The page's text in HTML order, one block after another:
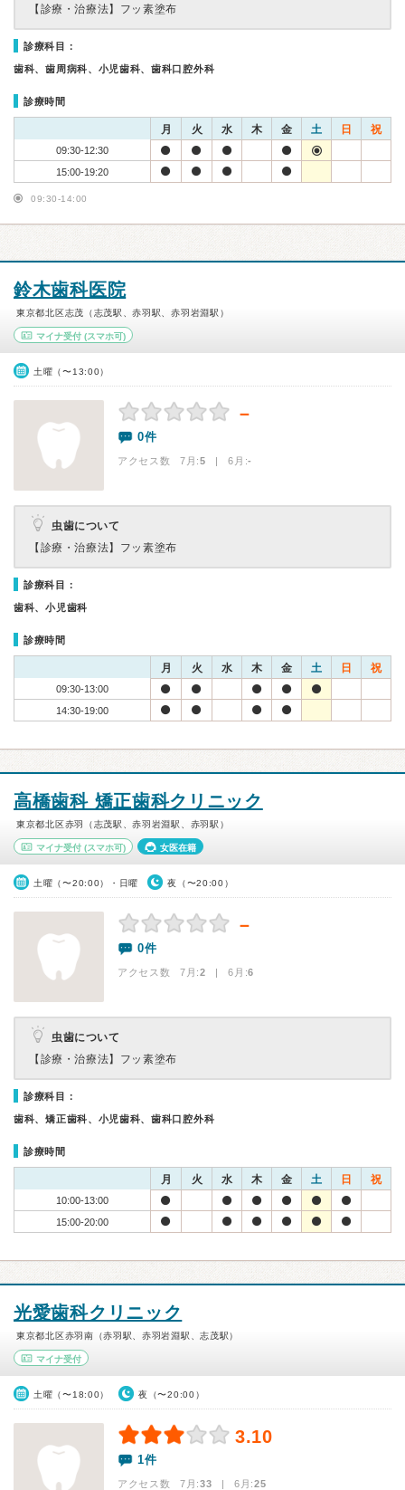
【診療・治療法】 フッ素塗布
診療科目：
歯科、歯周病科、小児歯科、歯科口腔外科
診療時間
月 火 水 木 金 土 日 祝
09:30-12:30
15:00-19:20
09:30-14:00
鈴木歯科医院
東京都北区志茂（志茂駅、赤羽駅、赤羽岩淵駅）
マイナ受付 (スマホ可)
土曜（〜13:00）
－
0件
アクセス数 7月:5 | 6月:-
虫歯について
【診療・治療法】 フッ素塗布
診療科目：
歯科、小児歯科
診療時間
月 火 水 木 金 土 日 祝
09:30-13:00
14:30-19:00
高橋歯科 矯正歯科クリニック
東京都北区赤羽（志茂駅、赤羽岩淵駅、赤羽駅）
マイナ受付 (スマホ可) 女医在籍
土曜（〜20:00）・日曜 夜（〜20:00）
－
0件
アクセス数 7月:2 | 6月:6
虫歯について
【診療・治療法】 フッ素塗布
診療科目：
歯科、矯正歯科、小児歯科、歯科口腔外科
診療時間
月 火 水 木 金 土 日 祝
10:00-13:00
15:00-20:00
光愛歯科クリニック
東京都北区赤羽南（赤羽駅、赤羽岩淵駅、志茂駅）
マイナ受付
土曜（〜18:00） 夜（〜20:00）
3.10
1件
アクセス数 7月:33 | 6月:25